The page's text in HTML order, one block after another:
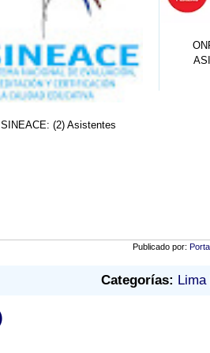
SINEACE: (2) Asistentes
Publicado por:
Categorías: Lima|